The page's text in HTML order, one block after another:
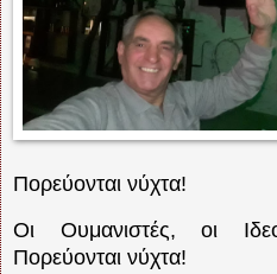
Πορεύονται νύχτα!
Οι Ουμανιστές, οι
Πορεύονται νύχτα!